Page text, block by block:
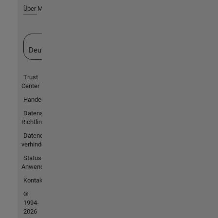
Über MathWorks
Deutschland
Trust
Center
Handelsmarken
Datenschutz-
Richtlinien
Datendiebstahl
verhindern
Status von
Anwendungen
Kontakt
©
1994-
2026